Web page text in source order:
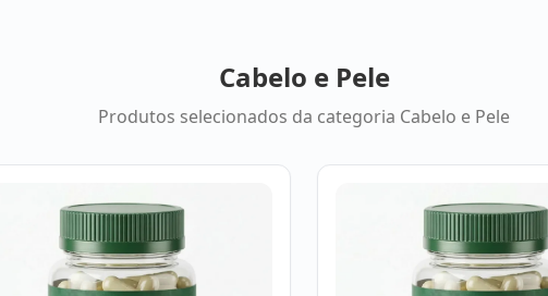
Cabelo e Pele
Produtos selecionados da categoria Cabelo e Pele